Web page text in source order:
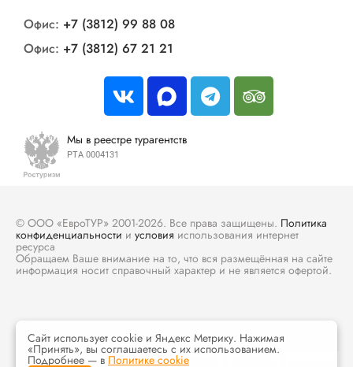
Офис: +7 (3812) 99 88 08
Офис: +7 (3812) 67 21 21
Мы в реестре турагентств
РТА 0004131
© ООО «ЕвроТУР» 2001-2026. Все права защищены. Политика
конфиденциальности и условия использования интернет
ресурса
Обращаем Ваше внимание на то, что вся размещённая на сайте
информация носит справочный характер и не является офертой.
Сайт использует cookie и Яндекс Метрику. Нажимая
«Принять», вы соглашаетесь с их использованием.
Подробнее — в Политике cookie